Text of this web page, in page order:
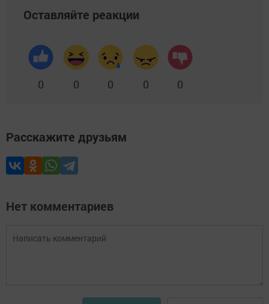
Оставляйте реакции
0 0 0 0 0
Расскажите друзьям
Нет комментариев